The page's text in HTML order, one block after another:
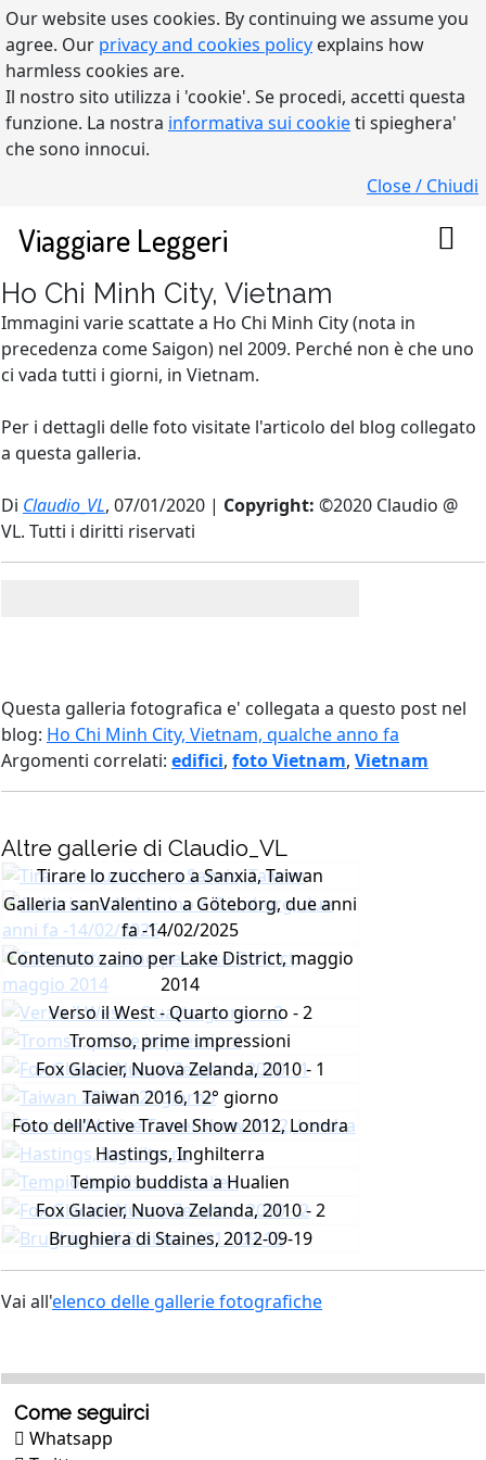
Our website uses cookies. By continuing we assume you
agree. Our privacy and cookies policy explains how
harmless cookies are.
Il nostro sito utilizza i 'cookie'. Se procedi, accetti questa
funzione. La nostra informativa sui cookieti spieghera'
che sono innocui.
Close / Chiudi
Viaggiare Leggeri
Ho Chi Minh City, Vietnam
Immagini varie scattate a Ho Chi Minh City (nota in
precedenza come Saigon) nel 2009. Perché non è che uno
ci vada tutti i giorni, in Vietnam.
Per i dettagli delle foto visitate l'articolo del blog collegato
a questa galleria.
Di Claudio_VL, 07/01/2020 | Copyright: ©2020 Claudio @
VL. Tutti i diritti riservati
Questa galleria fotografica e' collegata a questo post nel
blog: Ho Chi Minh City, Vietnam, qualche anno fa
Argomenti correlati: edifici, foto Vietnam, Vietnam
Altre gallerie di Claudio_VL
Tirare lo zucchero a Sanxia, Taiwan
Galleria sanValentino a Göteborg, due anni
fa -14/02/2025
Contenuto zaino per Lake District, maggio
2014
Verso il West - Quarto giorno - 2
Tromso, prime impressioni
Fox Glacier, Nuova Zelanda, 2010 - 1
Taiwan 2016, 12° giorno
Foto dell'Active Travel Show 2012, Londra
Hastings, Inghilterra
Tempio buddista a Hualien
Fox Glacier, Nuova Zelanda, 2010 - 2
Brughiera di Staines, 2012-09-19
Vai all'elenco delle gallerie fotografiche
Come seguirci
Whatsapp